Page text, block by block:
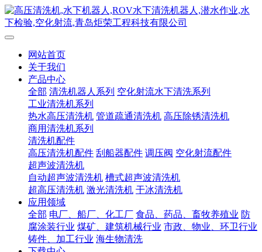
网站首页
关于我们
产品中心
全部 清洗机器人系列 空化射流水下清洗系列
工业清洗机系列
热水高压清洗机 管道疏通清洗机 高压除锈清洗机
商用清洗机系列
清洗机配件
高压清洗机配件 刮船器配件 调压阀 空化射流配件
超声波清洗机
自动超声波清洗机 槽式超声波清洗机
超高压清洗机 激光清洗机 干冰清洗机
应用领域
全部 电厂、船厂、化工厂 食品、药品、畜牧养殖业 防
腐涂装行业 煤矿、建筑机械行业 市政、物业、环卫行业
铸件、加工行业 海生物清洗